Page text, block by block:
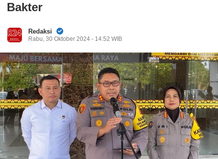
Bakter
Redaksi
Rabu, 30 Oktober 2024 - 14:52 WIB